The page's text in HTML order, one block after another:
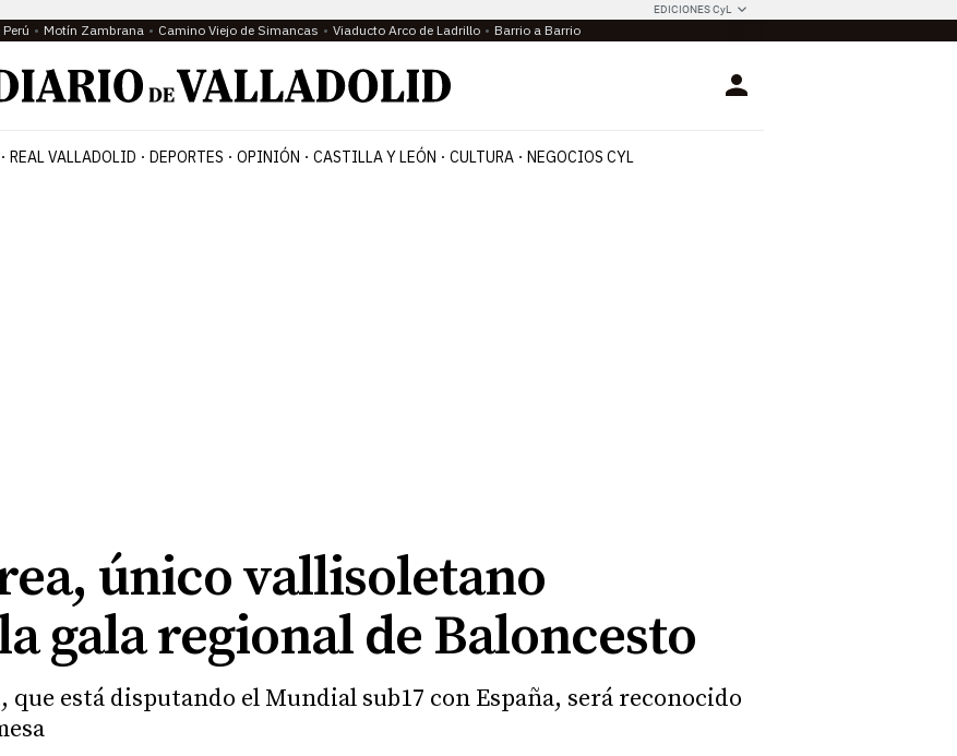
EDICIONES CyL
Motín Zambrana Camino Viejo de Simancas Viaducto Arco de Ladrillo Barrio a Barrio
Login
REAL VALLADOLID DEPORTES OPINIÓN CASTILLA Y LEÓN CULTURA NEGOCIOS CYL
único vallisoletano
gala regional de Baloncesto
que está disputando el Mundial sub17 con España, será reconocido